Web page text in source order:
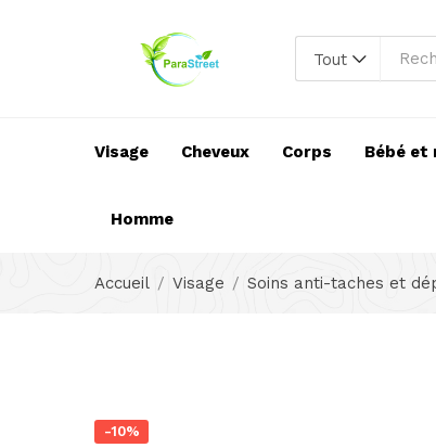
Tout
Visage Cheveux Corps Bébé et
Homme
Accueil Visage Soins anti-taches et
-10%